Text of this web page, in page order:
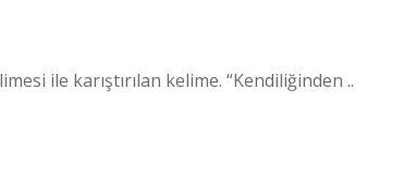
ile karıştırılan kelime. “Kendiliğinden ..